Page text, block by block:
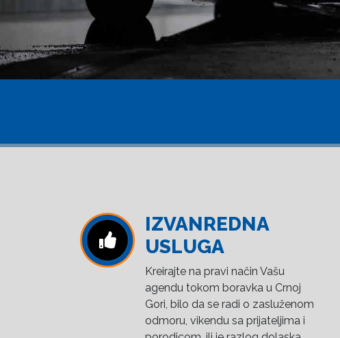
IZVANREDNA
USLUGA
Kreirajte na pravi način Vašu
agendu tokom boravka u Crnoj
Gori, bilo da se radi o zasluženom
odmoru, vikendu sa prijateljima i